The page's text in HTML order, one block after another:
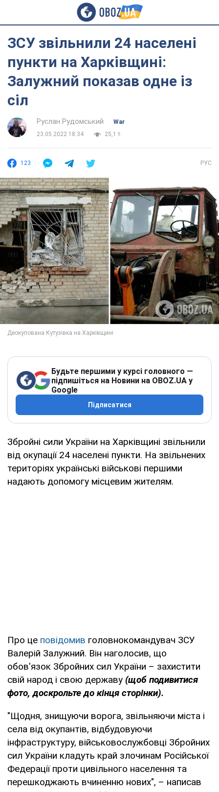
ЗСУ звільнили 24 населені
пункти на Харківщині:
Залужний показав одне із
сіл
Руслан Рудомський
War
23.05.2022 18:34
25,1 т.
123 РУС
Будьте першими у курсі головного —
підпишіться на Новини на OBOZ.UA у
Google
Підписатися
Збройні сили України на Харківщині звільнили
від окупації 24 населені пункти. На звільнених
територіях українські військові першими
надають допомогу місцевим жителям.
Про це повідомив головнокомандувач ЗСУ
Валерій Залужний. Він наголосив, що
обов'язок Збройних сил України – захистити
свій народ і свою державу (щоб подивитися
фото, доскрольте до кінця сторінки).
"Щодня, знищуючи ворога, звільняючи міста і
села від окупантів, відбудовуючи
інфраструктуру, військовослужбовці Збройних
сил України кладуть край злочинам Російської
Федерації проти цивільного населення та
перешкоджають вчиненню нових", – написав